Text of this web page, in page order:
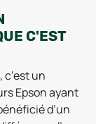
C'EST
un
Epson ayant
d’un